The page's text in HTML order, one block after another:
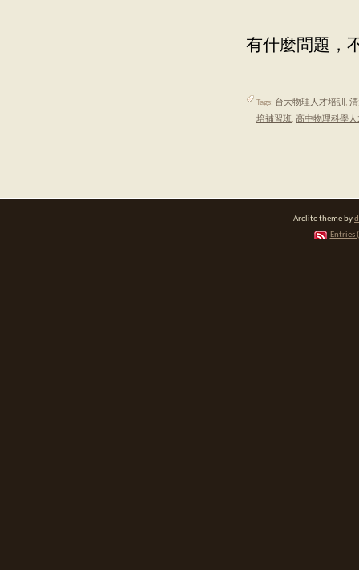
有什麼問題，
Tags: 台大物理人才培訓 ,
培補習班, 高中物理科學
Arclite theme by
Entries